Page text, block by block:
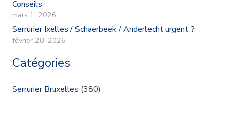
Conseils
mars 1, 2026
Serrurier Ixelles / Schaerbeek / Anderlecht urgent ?
février 28, 2026
Catégories
Serrurier Bruxelles (380)